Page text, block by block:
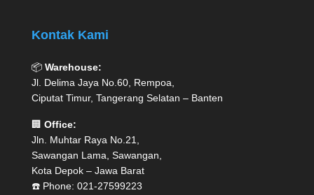
Kontak Kami
📦 Warehouse:
Jl. Delima Jaya No.60, Rempoa,
Ciputat Timur, Tangerang Selatan – Banten
🏢 Office:
Jln. Muhtar Raya No.21,
Sawangan Lama, Sawangan,
Kota Depok – Jawa Barat
☎️ Phone: 021-27599223